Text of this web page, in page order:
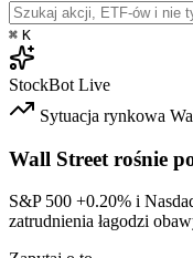
⌘ K
StockBot Live
Sytuacja rynkowa
Wall Street rośnie
S&P 500 +0.20% i
zatrudnienia łagodzi